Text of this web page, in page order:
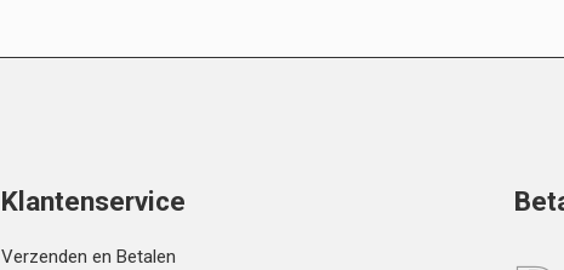
Klantenservice
Verzenden en Betalen